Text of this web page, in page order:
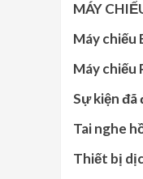
MÁY
Máy chiếu
Máy chiếu
Sự kiện
Tai nghe
Thiết bị